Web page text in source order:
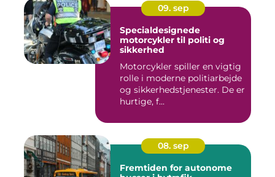
09. sep
Specialdesignede
motorcykler til politi og
sikkerhed
Motorcykler spiller en vigtig
rolle i moderne politiarbejde
og sikkerhedstjenester. De er
hurtige, f...
08. sep
Fremtiden for autonome